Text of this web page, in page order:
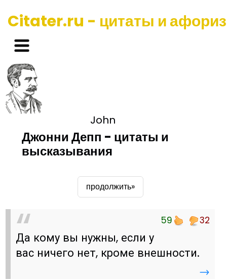
Citater.ru - цитаты и
John
Джонни Депп - цитаты и
высказывания
продолжить»
59 32
Да кому вы нужны, если у
вас ничего нет, кроме внешности.
→